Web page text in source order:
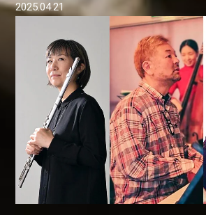
2025.04.21